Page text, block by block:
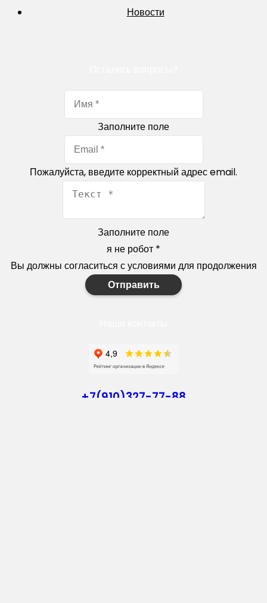
Новости
Заполните поле
Пожалуйста, введите корректный адрес email.
Заполните поле
я не робот *
Вы должны согласиться с условиями для продолжения
Отправить
+7(910)327-77-88